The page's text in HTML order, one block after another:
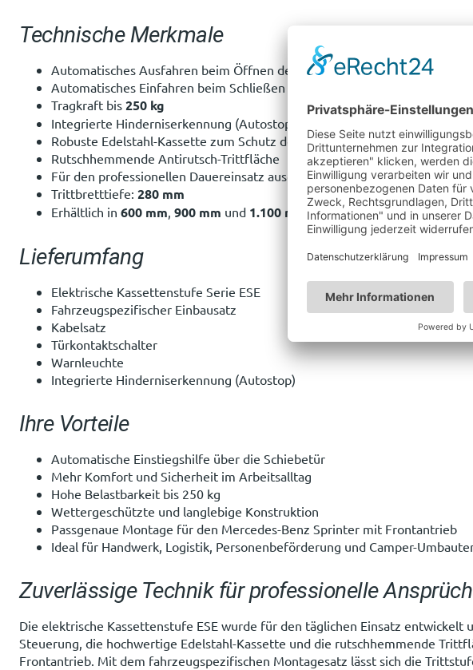
Technische Merkmale
Automatisches Ausfahren beim Öffnen der Schiebetür
Automatisches Einfahren beim Schließen
Tragkraft bis 250 kg
Integrierte Hinderniserkennung (Autostop)
Robuste Edelstahl-Kassette zum Schutz der Mechanik
Rutschhemmende Antirutsch-Trittfläche
Für den professionellen Dauereinsatz ausgelegt
Trittbretttiefe: 280 mm
Erhältlich in 600 mm, 900 mm und 1.100 mm
Lieferumfang
Elektrische Kassettenstufe Serie ESE
Fahrzeugspezifischer Einbausatz
Kabelsatz
Türkontaktschalter
Warnleuchte
Integrierte Hinderniserkennung (Autostop)
Ihre Vorteile
Automatische Einstiegshilfe über die Schiebetür
Mehr Komfort und Sicherheit im Arbeitsalltag
Hohe Belastbarkeit bis 250 kg
Wettergeschützte und langlebige Konstruktion
Passgenaue Montage für den Mercedes-Benz Sprinter mit Frontantrieb
Ideal für Handwerk, Logistik, Personenbeförderung und Camper-
Zuverlässige Technik für professionelle
Die elektrische Kassettenstufe ESE wurde für den täglichen Einsatz
Steuerung, die hochwertige Edelstahl-Kassette und die rutschhemmende
Frontantrieb. Mit dem fahrzeugspezifischen Montagesatz lässt sich die